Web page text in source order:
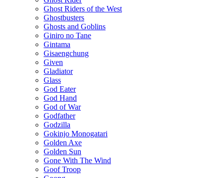
Ghost Riders of the West
Ghostbusters
Ghosts and Goblins
Giniro no Tane
Gintama
Gisaengchung
Given
Gladiator
Glass
God Eater
God Hand
God of War
Godfather
Godzilla
Gokinjo Monogatari
Golden Axe
Golden Sun
Gone With The Wind
Goof Troop